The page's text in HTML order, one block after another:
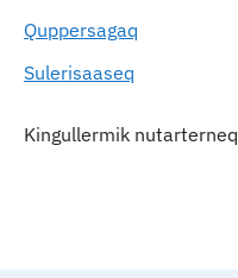
Quppersagaq
Sulerisaaseq
Kingullermik